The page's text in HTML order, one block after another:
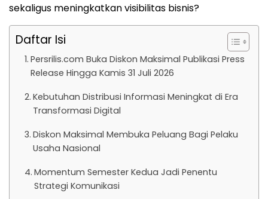
sekaligus meningkatkan visibilitas bisnis?
Daftar Isi
Persrilis.com Buka Diskon Maksimal Publikasi Press
Release Hingga Kamis 31 Juli 2026
Kebutuhan Distribusi Informasi Meningkat di Era
Transformasi Digital
Diskon Maksimal Membuka Peluang Bagi Pelaku
Usaha Nasional
Momentum Semester Kedua Jadi Penentu
Strategi Komunikasi